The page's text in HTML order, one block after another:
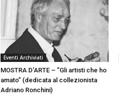
Eventi Archiviati
MOSTRA D’ARTE – ”Gli artisti che ho
amato” (dedicata al collezionista
Adriano Ronchini)